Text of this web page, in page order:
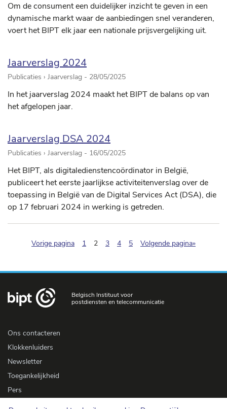
Om de consument een duidelijker inzicht te geven in een
dynamische markt waar de aanbiedingen snel veranderen,
voert het BIPT elk jaar een nationale prijsvergelijking uit.
Jaarverslag 2024
Publicaties › Jaarverslag - 28/05/2025
In het jaarverslag 2024 maakt het BIPT de balans op van
het afgelopen jaar.
Jaarverslag DSA 2024
Publicaties › Jaarverslag - 16/05/2025
Het BIPT, als digitaledienstencoördinator in België,
publiceert het eerste jaarlijkse activiteitenverslag over de
toepassing in België van de Digital Services Act (DSA), die
op 17 februari 2024 in werking is getreden.
Vorige pagina 1 2(pagination.current)
3 4 5 Volgende pagina»
Belgisch Instituut voor
postdiensten en telecommunicatie
Ons contacteren
Klokkenluiders
Newsletter
Toegankelijkheid
Pers